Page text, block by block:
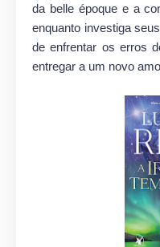
da belle époque e a
enquanto investiga
de enfrentar os erros
entregar a um novo